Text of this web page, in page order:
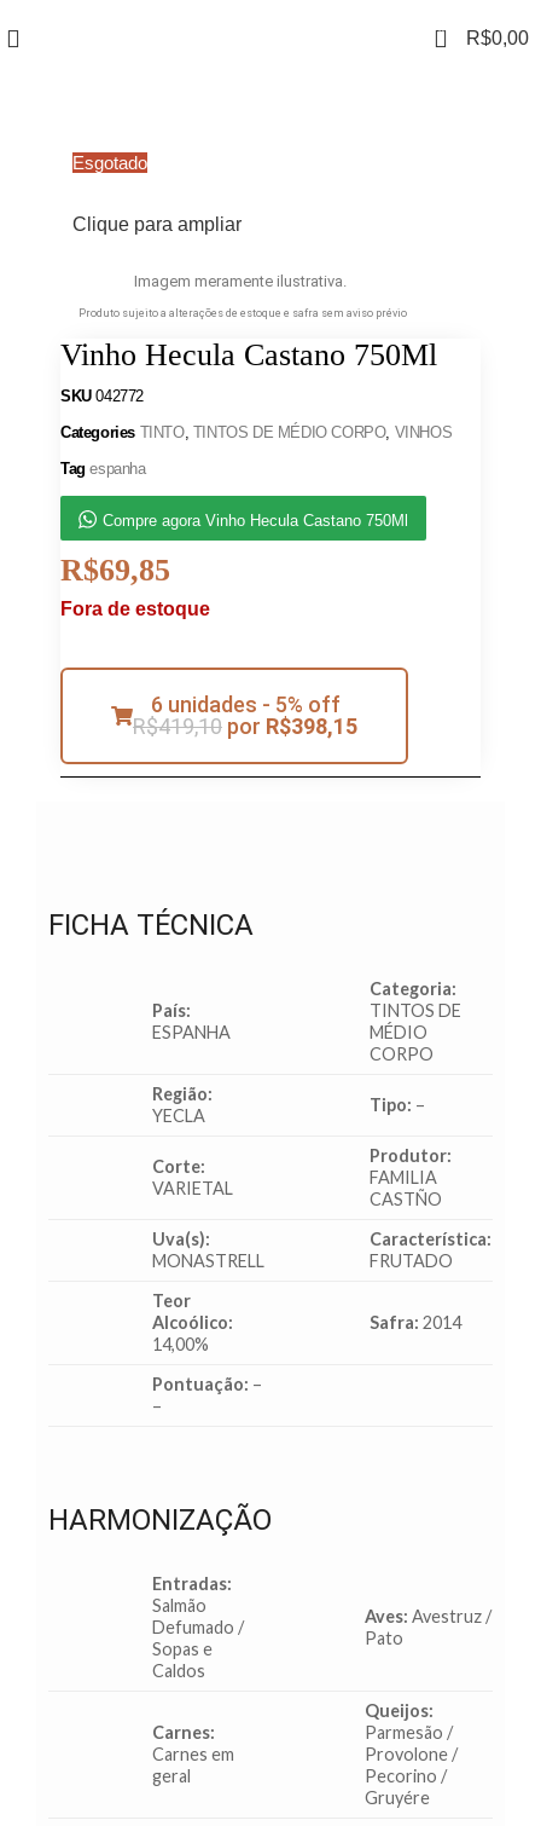
0 R$0,00
Esgotado
Clique para ampliar
Imagem meramente ilustrativa.
Produto sujeito a alterações de estoque e safra sem aviso prévio
Vinho Hecula Castano 750Ml
SKU042772
Categories TINTO, TINTOS DE MÉDIO CORPO, VINHOS
Tag espanha
Compre agora Vinho Hecula Castano 750Ml
R$69,85
Fora de estoque
6 unidades - 5% off
R$419,10 por R$398,15
FICHA TÉCNICA
País:
ESPANHA
Categoria:
TINTOS DE
MÉDIO
CORPO
Região:
YECLA
Tipo: –
Corte:
VARIETAL
Produtor:
FAMILIA
CASTÑO
Uva(s):
MONASTRELL
Característica:
FRUTADO
Teor
Alcoólico:
14,00%
Safra: 2014
Pontuação: –
–
HARMONIZAÇÃO
Entradas:
Salmão
Defumado /
Sopas e
Caldos
Aves: Avestruz /
Pato
Carnes:
Carnes em
geral
Queijos:
Parmesão /
Provolone /
Pecorino /
Gruyére